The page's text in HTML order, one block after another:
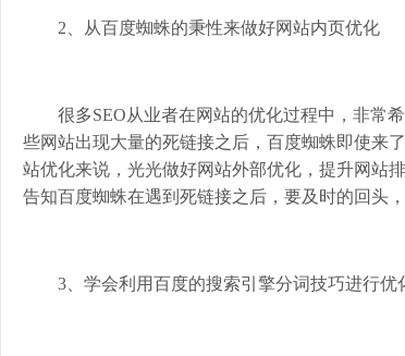
2、从百度蜘蛛的秉性来做好网站内页优化
很多SEO从业者在网站的优化过程中，非常
些网站出现大量的死链接之后，百度蜘蛛即使来
站优化来说，光光做好网站外部优化，提升网站
告知百度蜘蛛在遇到死链接之后，要及时的回头
3、学会利用百度的搜索引擎分词技巧进行优